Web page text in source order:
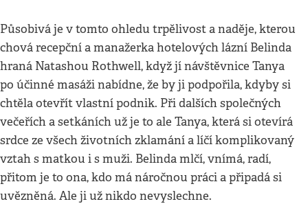
Působivá je v tomto ohledu trpělivost a naděje, kterou
chová recepční a manažerka hotelových lázní Belinda
hraná Natashou Rothwell, když jí návštěvnice Tanya
po účinné masáži nabídne, že by ji podpořila, kdyby si
chtěla otevřít vlastní podnik. Při dalších společných
večeřích a setkáních už je to ale Tanya, která si otevírá
srdce ze všech životních zklamání a líčí komplikovaný
vztah s matkou i s muži. Belinda mlčí, vnímá, radí,
přitom je to ona, kdo má náročnou práci a připadá si
uvězněná. Ale ji už nikdo nevyslechne.